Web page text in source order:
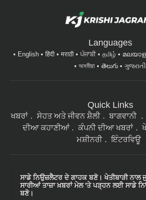
Languages
English हिंदी मराठी ਪੰਜਾਬੀ தமிழ்
অসমীয়া
తెలుగు ગુજરાતી
Quick Links
ਖਬਰਾਂ ਸੇਹਤ ਅਤੇ ਜੀਵਨ ਸ਼ੈਲੀ ਬਾਗਵਾਨੀ
ਦੀਆ ਕਹਾਣੀਆਂ
ਕੰਪਨੀ ਦੀਆ ਖਬਰਾਂ
ਮਸ਼ੀਨਰੀ
ਇੰਟਰਵਿਊ
ਸਾਡੇ ਨਿਉਜ਼ਲੈਟਰ ਦੇ ਗਾਹਕ ਬਣੋ। ਖੇਤੀਬਾੜੀ
ਸਾਰੀਆਂ ਤਾਜ਼ਾ ਖ਼ਬਰਾਂ ਮੇਲ 'ਤੇ ਪੜ੍ਹਨ ਲਈ ਸਾਡੇ
ਬਣੋ।